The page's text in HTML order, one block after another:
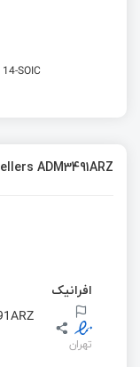
SOIC
ADM3491ARZ
افرانیک
تهران